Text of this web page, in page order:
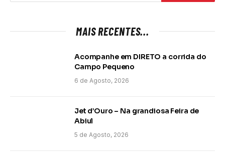
MAIS RECENTES...
Acompanhe em DIRETO a corrida do
Campo Pequeno
6 de Agosto, 2026
Jet d’Ouro – Na grandiosa Feira de
Abiul
5 de Agosto, 2026